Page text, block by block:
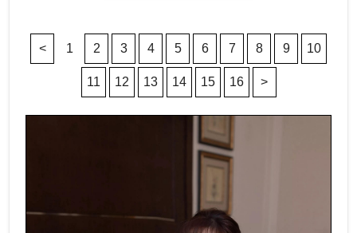
< 1 2 3 4 5 6 7 8 9 10
11 12 13 14 15 16 >